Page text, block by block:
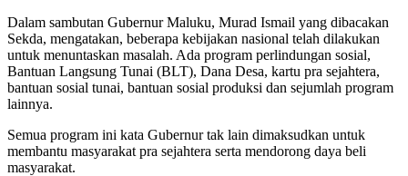
Dalam sambutan Gubernur Maluku, Murad Ismail yang dibacakan
Sekda, mengatakan, beberapa kebijakan nasional telah dilakukan
untuk menuntaskan masalah. Ada program perlindungan sosial,
Bantuan Langsung Tunai (BLT), Dana Desa, kartu pra sejahtera,
bantuan sosial tunai, bantuan sosial produksi dan sejumlah program
lainnya.
Semua program ini kata Gubernur tak lain dimaksudkan untuk
membantu masyarakat pra sejahtera serta mendorong daya beli
masyarakat.